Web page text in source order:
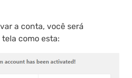
a conta, você será
como esta: